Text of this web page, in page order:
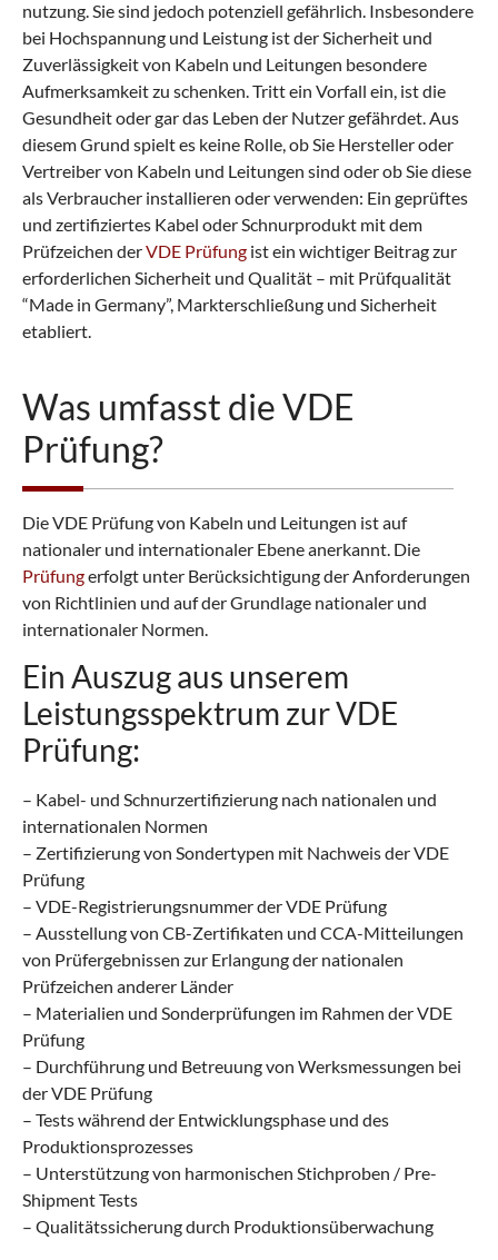
nutzung. Sie sind jedoch potenziell gefährlich. Insbesondere
bei Hochspannung und Leistung ist der Sicherheit und
Zuverlässigkeit von Kabeln und Leitungen besondere
Aufmerksamkeit zu schenken. Tritt ein Vorfall ein, ist die
Gesundheit oder gar das Leben der Nutzer gefährdet. Aus
diesem Grund spielt es keine Rolle, ob Sie Hersteller oder
Vertreiber von Kabeln und Leitungen sind oder ob Sie diese
als Verbraucher installieren oder verwenden: Ein geprüftes
und zertifiziertes Kabel oder Schnurprodukt mit dem
Prüfzeichen derVDE Prüfung ist ein wichtiger Beitrag zur
erforderlichen Sicherheit und Qualität – mit Prüfqualität
“Made in Germany”, Markterschließung und Sicherheit
etabliert.
Was umfasst die VDE
Prüfung?
Die VDE Prüfung von Kabeln und Leitungen ist auf
nationaler und internationaler Ebene anerkannt. Die
Prüfungerfolgt unter Berücksichtigung der Anforderungen
von Richtlinien und auf der Grundlage nationaler und
internationaler Normen.
Ein Auszug aus unserem
Leistungsspektrum zur VDE
Prüfung:
– Kabel- und Schnurzertifizierung nach nationalen und
internationalen Normen
– Zertifizierung von Sondertypen mit Nachweis der VDE
Prüfung
– VDE-Registrierungsnummer der VDE Prüfung
– Ausstellung von CB-Zertifikaten und CCA-Mitteilungen
von Prüfergebnissen zur Erlangung der nationalen
Prüfzeichen anderer Länder
– Materialien und Sonderprüfungen im Rahmen der VDE
Prüfung
– Durchführung und Betreuung von Werksmessungen bei
der VDE Prüfung
– Tests während der Entwicklungsphase und des
Produktionsprozesses
– Unterstützung von harmonischen Stichproben / Pre-
Shipment Tests
– Qualitätssicherung durch Produktionsüberwachung